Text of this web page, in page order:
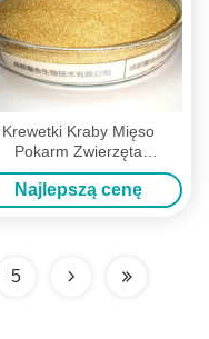
Krewetki Kraby Mięso
Pokarm Zwierzęta
gospodarskie Dodatki
paszowe Do Hodowli
Najlepszą cenę
5